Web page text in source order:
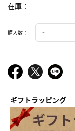
在庫
購入数：
ギフトラッピング